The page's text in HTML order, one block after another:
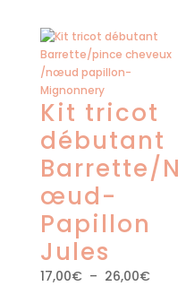
à
Kit tricot
débutant
Barrette/N
œud-
Papillon
Jules
17,00€ – 26,00€Plage